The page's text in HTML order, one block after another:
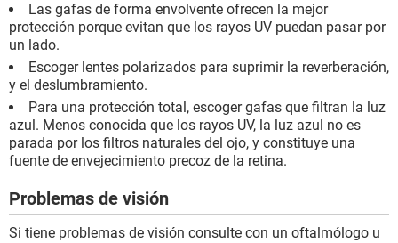
Las gafas de forma envolvente ofrecen la mejor
protección porque evitan que los rayos UV puedan pasar por
un lado.
Escoger lentes polarizados para suprimir la reverberación,
y el deslumbramiento.
Para una protección total, escoger gafas que filtran la luz
azul. Menos conocida que los rayos UV, la luz azul no es
parada por los filtros naturales del ojo, y constituye una
fuente de envejecimiento precoz de la retina.
Problemas de visión
Si tiene problemas de visión consulte con un oftalmólogo u